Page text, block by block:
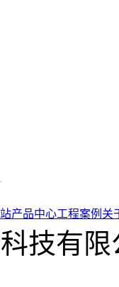
产品中心工程案例 关
技有限